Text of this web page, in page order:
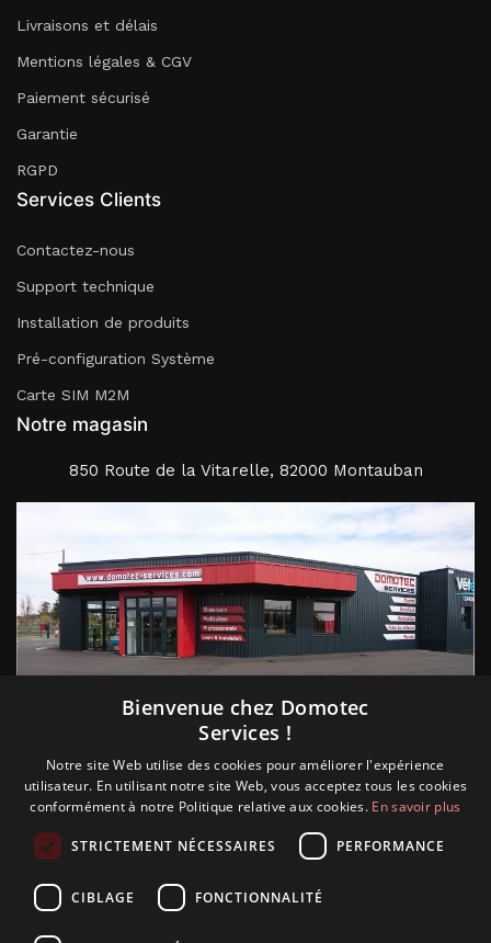
Livraisons et délais
Mentions légales & CGV
Paiement sécurisé
Garantie
RGPD
Services Clients
Contactez-nous
Support technique
Installation de produits
Pré-configuration Système
Carte SIM M2M
Notre magasin
850 Route de la Vitarelle, 82000 Montauban
Suivez nous
Bienvenue chez Domotec
Services !
Notre site Web utilise des cookies pour améliorer l'expérience
utilisateur. En utilisant notre site Web, vous acceptez tous les cookies
conformément à notre Politique relative aux cookies. En savoir plus
STRICTEMENT NÉCESSAIRES PERFORMANCE
CIBLAGE FONCTIONNALITÉ